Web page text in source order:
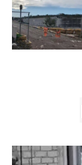
Policíacas
Deportes
Política